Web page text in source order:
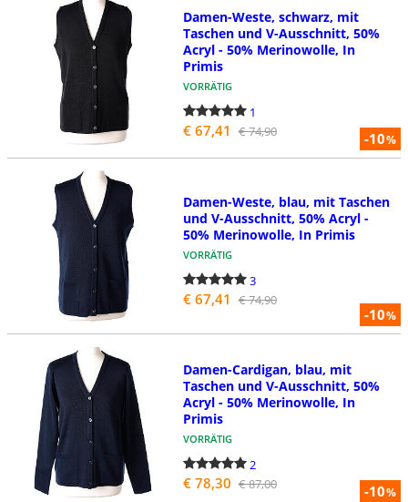
-10%
Damen-Weste, schwarz, mit
Taschen und V-Ausschnitt, 50%
Acryl - 50% Merinowolle, In
Primis
VORRÄTIG
1
€ 67,41 € 74,90
-10%
Damen-Weste, blau, mit Taschen
und V-Ausschnitt, 50% Acryl -
50% Merinowolle, In Primis
VORRÄTIG
3
€ 67,41 € 74,90
-10%
Damen-Cardigan, blau, mit
Taschen und V-Ausschnitt, 50%
Acryl - 50% Merinowolle, In
Primis
VORRÄTIG
2
€ 78,30 € 87,00